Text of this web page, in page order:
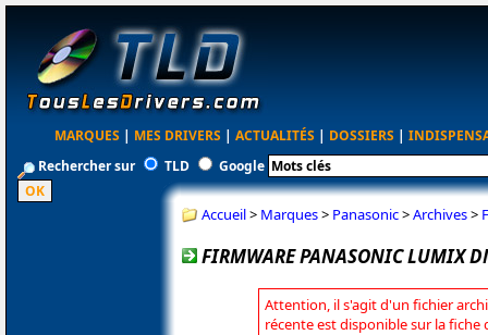
MARQUES | MES DRIVERS | ACTUALITÉS | DOSSIERS |
Rechercher sur
TLD Google
Accueil> Marques> Panasonic>Archives>
FIRMWARE PANASONIC LUMIX
Attention, il s'agit d'un fichier
récente est disponible sur la fiche